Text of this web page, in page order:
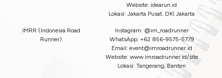
Website: idearun.id
Lokasi: Jakarta Pusat, DKI Jakarta
IMRR (Indonesia Road
Runner)
Instagram: @im_roadrunner
WhatsApp: +62 856-9575-5779
Email: event@imroadrunner.id
Website: www.imroadrunner.id/site
Lokasi: Tangerang, Banten